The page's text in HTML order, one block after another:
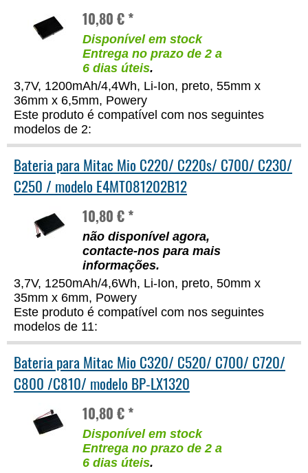
10,80 € *
Disponível em stock
Entrega no prazo de 2 a
6 dias úteis.
3,7V, 1200mAh/4,4Wh, Li-Ion, preto, 55mm x
36mm x 6,5mm, Powery
Este produto é compatível com nos seguintes
modelos de 2:
Bateria para Mitac Mio C220/ C220s/ C700/ C230/
C250 / modelo E4MT081202B12
10,80 € *
não disponível agora,
contacte-nos para mais
informações.
3,7V, 1250mAh/4,6Wh, Li-Ion, preto, 50mm x
35mm x 6mm, Powery
Este produto é compatível com nos seguintes
modelos de 11:
Bateria para Mitac Mio C320/ C520/ C700/ C720/
C800 /C810/ modelo BP-LX1320
10,80 € *
Disponível em stock
Entrega no prazo de 2 a
6 dias úteis.